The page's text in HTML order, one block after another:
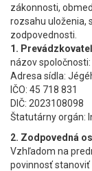
zákonnosti,
rozsahu uloženia,
zodpovednosti.
1.
názov spoločnosti:
Adresa sídla:
IČO: 45 718 831
DIČ: 2023108098
Štatutárny orgán:
2. Zodpovedná
Vzhľadom na
povinnosť